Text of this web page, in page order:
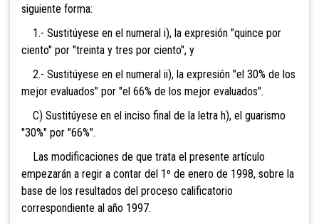
siguiente forma:
1.- Sustitúyese en el numeral i), la expresión "quince por
ciento" por "treinta y tres por ciento", y
2.- Sustitúyese en el numeral ii), la expresión "el 30% de los
mejor evaluados" por "el 66% de los mejor evaluados".
C) Sustitúyese en el inciso final de la letra h), el guarismo
"30%" por "66%".
Las modificaciones de que trata el presente artículo
empezarán a regir a contar del 1º de enero de 1998, sobre la
base de los resultados del proceso calificatorio
correspondiente al año 1997.